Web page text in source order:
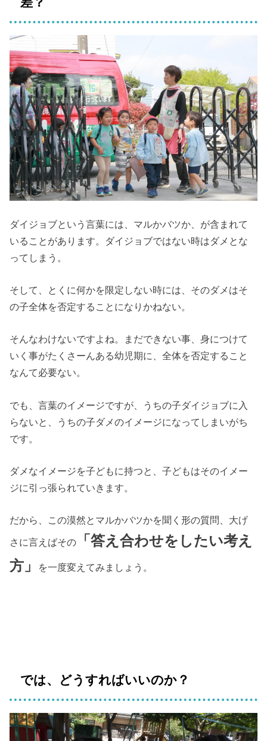
ダイジョブという言葉には、マルかバツか、が含まれて
いることがあります。ダイジョブではない時はダメとな
ってしまう。
そして、とくに何かを限定しない時には、そのダメはそ
の子全体を否定することになりかねない。
そんなわけないですよね。まだできない事、身につけて
いく事がたくさーんある幼児期に、全体を否定すること
なんて必要ない。
でも、言葉のイメージですが、うちの子ダイジョブに入
らないと、うちの子ダメのイメージになってしまいがち
です。
ダメなイメージを子どもに持つと、子どもはそのイメー
ジに引っ張られていきます。
だから、この漠然とマルかバツかを聞く形の質問、大げ
さに言えばその
「答え合わせをしたい考え
方」
を一度変えてみましょう。
では、どうすればいいのか？